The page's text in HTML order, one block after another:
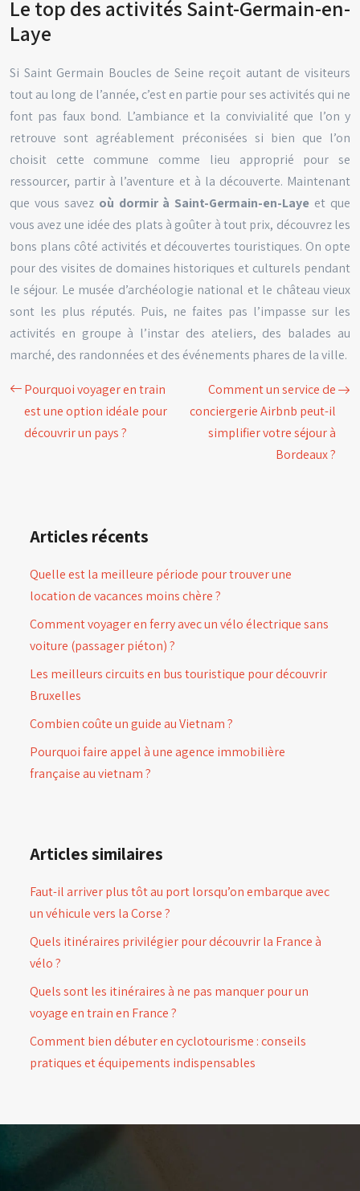
Le top des activités Saint-Germain-en-
Laye
Si Saint Germain Boucles de Seine reçoit autant de visiteurs
tout au long de l’année, c’est en partie pour ses activités qui ne
font pas faux bond. L’ambiance et la convivialité que l’on y
retrouve sont agréablement préconisées si bien que l’on
choisit cette commune comme lieu approprié pour se
ressourcer, partir à l’aventure et à la découverte. Maintenant
que vous savez où dormir à Saint-Germain-en-Laye et que
vous avez une idée des plats à goûter à tout prix, découvrez les
bons plans côté activités et découvertes touristiques. On opte
pour des visites de domaines historiques et culturels pendant
le séjour. Le musée d’archéologie national et le château vieux
sont les plus réputés. Puis, ne faites pas l’impasse sur les
activités en groupe à l’instar des ateliers, des balades au
marché, des randonnées et des événements phares de la ville.
Pourquoi voyager en train
est une option idéale pour
découvrir un pays ?
Comment un service de
conciergerie Airbnb peut-il
simplifier votre séjour à
Bordeaux ?
Articles récents
Quelle est la meilleure période pour trouver une
location de vacances moins chère ?
Comment voyager en ferry avec un vélo électrique sans
voiture (passager piéton) ?
Les meilleurs circuits en bus touristique pour découvrir
Bruxelles
Combien coûte un guide au Vietnam ?
Pourquoi faire appel à une agence immobilière
française au vietnam ?
Articles similaires
Faut-il arriver plus tôt au port lorsqu’on embarque avec
un véhicule vers la Corse ?
Quels itinéraires privilégier pour découvrir la France à
vélo ?
Quels sont les itinéraires à ne pas manquer pour un
voyage en train en France ?
Comment bien débuter en cyclotourisme : conseils
pratiques et équipements indispensables